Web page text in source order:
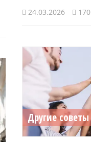
24.03.2026 170
Другие советы